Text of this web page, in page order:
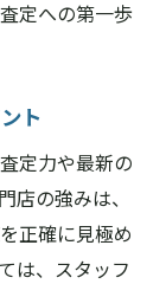
定への第一歩
ト
定力や最新の
店の強みは、
正確に見極め
は、スタッフ